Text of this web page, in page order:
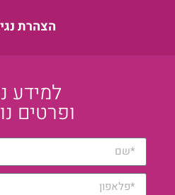
הצהרת
למידע
ופרטים